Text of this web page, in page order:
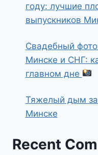
году: лучшие
выпускников
Свадебный
Минске и СНГ:
главном дне
Тяжелый дым
Минске
Recent